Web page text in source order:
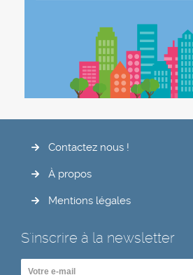
Contactez nous !
À propos
Mentions légales
S'inscrire à la newsletter